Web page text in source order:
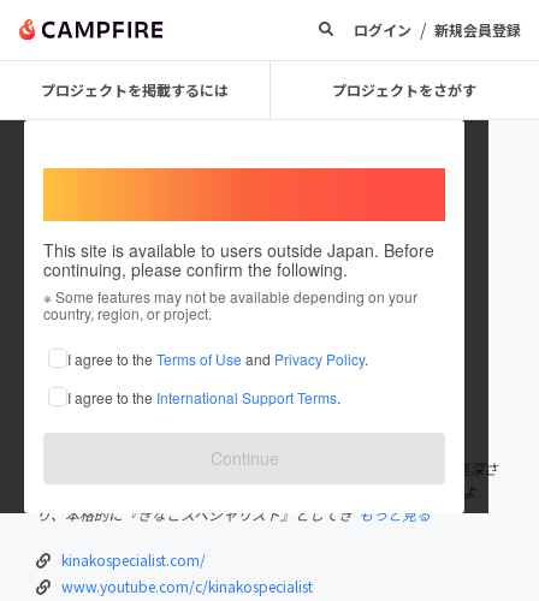
ログイン / 新規会員登録
プロジェクトを掲載するには プロジェクトをさがす
This site is available to users outside Japan. Before
continuing, please confirm the following.
※ Some features may not be available depending on your
country, region, or project.
I agree to the Terms of Use and Privacy Policy.
I agree to the International Support Terms.
Continue
Kinako Specialist
これまでに9回支援して1件のプロジェクトを投稿しています
在住国：日本 現在地：東京都
出身国：日本 出身地：新潟県
自身の健康への向き合いをきっかけに、きな粉の味の違いやその奥深さ
に気づき、これまで 750種類以上のきな粉を食し、研究。 2020年よ
り、本格的に『きなこスペシャリスト』としてき もっと見る
kinakospecialist.com/
www.youtube.com/c/kinakospecialist